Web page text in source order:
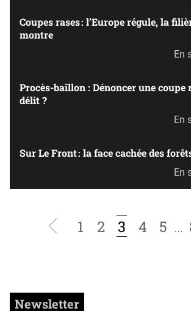
Coupes rases : l’Europe régule, la
montre
En
Procès-baîllon : Dénoncer une coupe
délit ?
En
Sur Le Front : la face cachée des
En
1 2 3 4 5 …
Newsletter